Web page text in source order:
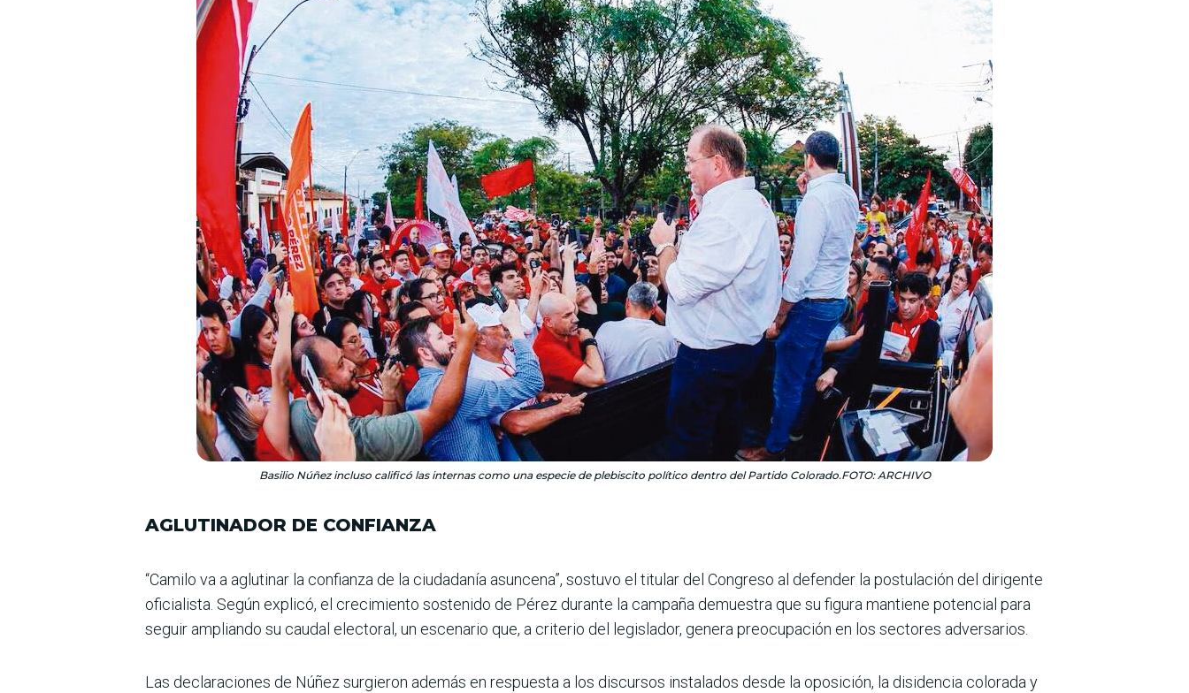
Basilio Núñez incluso calificó las internas como una especie de plebiscito político dentro del Partido Colorado.FOTO: ARCHIVO
AGLUTINADOR DE CONFIANZA
“Camilo va a aglutinar la confianza de la ciudadanía asuncena”, sostuvo el titu­lar del Congreso al defender la postulación del dirigente
oficialista. Según explicó, el crecimiento sostenido de Pérez durante la campaña demuestra que su figura man­tiene potencial para
seguir ampliando su caudal electo­ral, un escenario que, a cri­terio del legislador, genera preocupación en los secto­res adversarios.
Las declaraciones de Núñez surgieron además en res­puesta a los discursos insta­lados desde la oposición, la disidencia colorada y